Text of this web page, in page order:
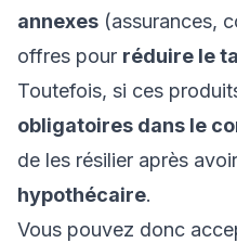
annexes (assurances,
offres pour réduire le
Toutefois, si ces
obligatoires dans le
de les résilier après
hypothécaire.
Vous pouvez donc